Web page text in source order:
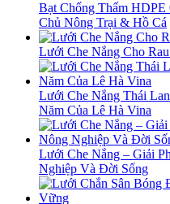
Bạt Chống Thấm
Chủ Nông Trại & Hồ Cá
Lưới Che Nắng Cho
Lưới Che Nắng Thái
Năm Của Lê Hà Vina
Lưới Che Nắng – Giải
Nghiệp Và Đời Sống